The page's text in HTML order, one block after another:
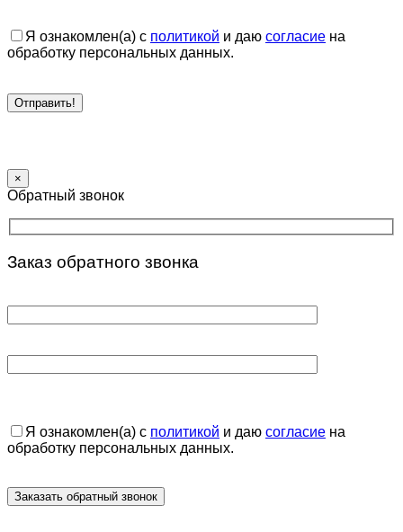
Я ознакомлен(а) с политикой и даю согласие на
обработку персональных данных.
×
Обратный звонок
Заказ обратного звонка
Я ознакомлен(а) с политикой и даю согласие на
обработку персональных данных.